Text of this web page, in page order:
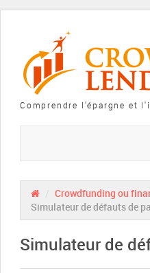
Comprendre l'épargne et
Crowdfunding ou
Simulateur de défauts de
Simulateur de